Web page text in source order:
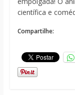
científica e
Compartilhe: